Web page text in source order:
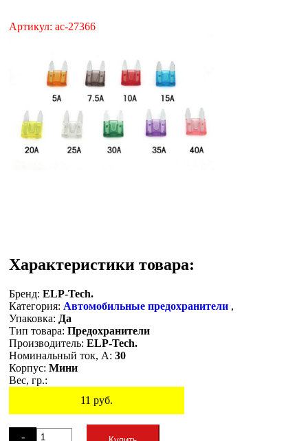
Артикул: ac-27366
Характеристики товара:
Бренд: ELP-Tech.
Категория: Автомобильные предохранители ,
Упаковка: Да
Тип товара: Предохранители
Производитель: ELP-Tech.
Номинальный ток, A: 30
Корпус: Мини
Вес, гр.:
11 руб.
-